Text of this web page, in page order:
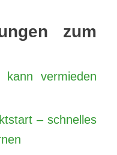
zum
kann vermieden
– schnelles